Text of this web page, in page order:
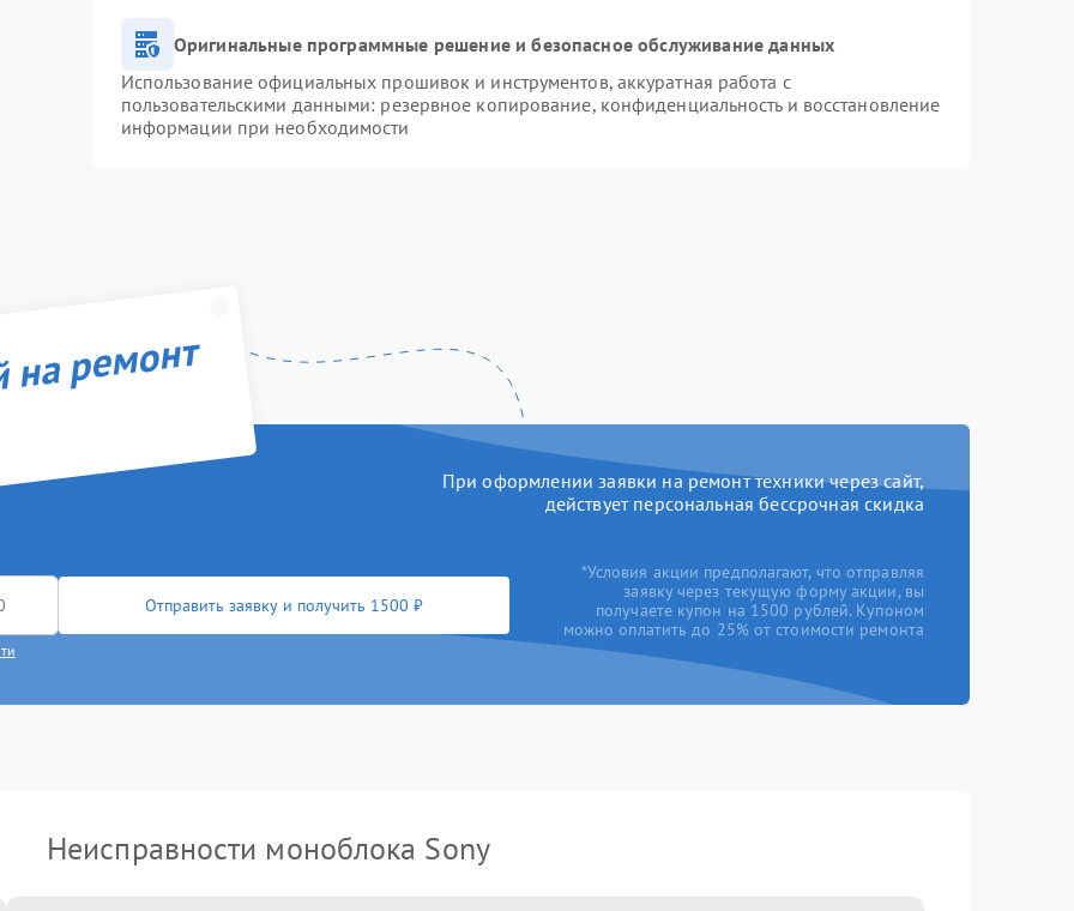
Оригинальные программные решение и безопасное обслуживание данных
Использование официальных прошивок и инструментов, аккуратная работа с
пользовательскими данными: резервное копирование, конфиденциальность и восстановление
информации при необходимости
ремонт
При оформлении заявки на ремонт техники через сайт,
действует персональная бессрочная скидка
Отправить заявку и получить 1500 ₽
*Условия акции предполагают, что отправляя
заявку через текущую форму акции, вы
получаете купон на 1500 рублей. Купоном
можно оплатить до 25% от стоимости ремонта
Неисправности моноблока Sony